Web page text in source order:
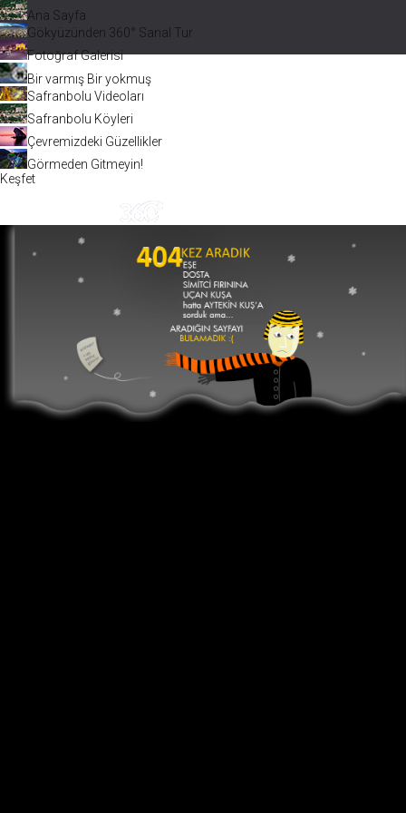
Ana Sayfa
Gökyüzünden 360° Sanal Tur
Fotoğraf Galerisi
Bir varmış Bir yokmuş
Safranbolu Videoları
Safranbolu Köyleri
Çevremizdeki Güzellikler
Görmeden Gitmeyin!
Keşfet